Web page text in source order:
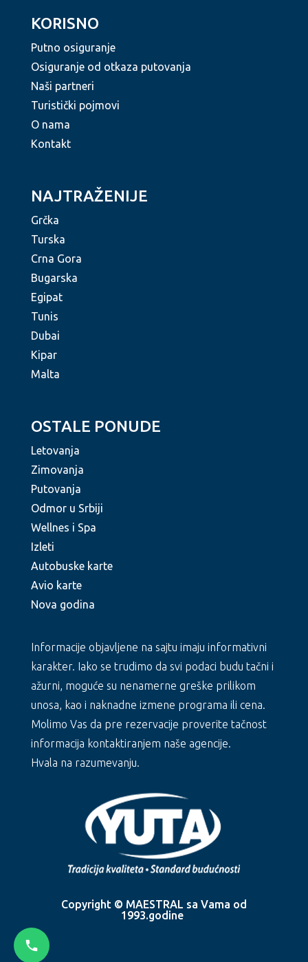
KORISNO
Putno osiguranje
Osiguranje od otkaza putovanja
Naši partneri
Turistički pojmovi
O nama
Kontakt
NAJTRAŽENIJE
Grčka
Turska
Crna Gora
Bugarska
Egipat
Tunis
Dubai
Kipar
Malta
OSTALE PONUDE
Letovanja
Zimovanja
Putovanja
Odmor u Srbiji
Wellnes i Spa
Izleti
Autobuske karte
Avio karte
Nova godina
Informacije objavljene na sajtu imaju informativni
karakter. Iako se trudimo da svi podaci budu tačni i
ažurni, moguće su nenamerne greške prilikom
unosa, kao i naknadne izmene programa ili cena.
Molimo Vas da pre rezervacije proverite tačnost
informacija kontaktiranjem naše agencije.
Hvala na razumevanju.
Copyright © MAESTRAL sa Vama od
1993.godine